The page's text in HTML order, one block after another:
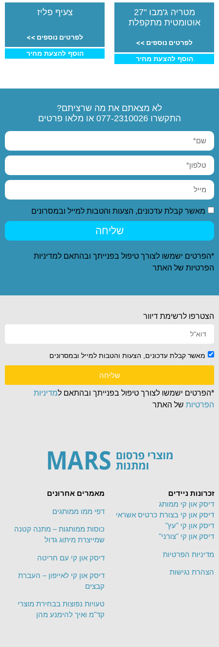
מטריה ג'מבו "27
אוטומטית מתקפלת
לפרטים נוספים >>
הוסף להצעת מחיר
צעיף פליז
לפרטים נוספים >>
הוסף להצעת מחיר
לא מצאתם את מה שרציתם?
התקשרו 077-2310026 או מלאו פרטים
מאשר קבלת עדכונים, הצעות והטבות למייל ובמסרונים
שליחה
*הפרטים ישמשו לצורך טיפול בפנייתך ובהתאם למדיניות
הפרטיות של האתר
מאמרים אחרונים
דפי ממו ממותגים
כוסות ממותגות – מתנה קטנה
שמייצרת מיתוג גדול
דיסק און קי עם חריטה
דיסק און קי לאייפון – העברת
קבצים
טעויות נפוצות בבחירת מוצרי
קד"מ ואיך להימנע מהן
זכרונות ניידים
דיסק און קי ממותג
דיסק און קי בצורת כרטיס אשראי
דיסק און קי "עץ"
דיסק און קי "צורני"
מדיניות הפרטיות
הצהרת נגישות
הצטרפו לרשימת דיוור
מאשר קבלת עדכונים, הצעות והטבות למייל ובמסרונים
שליחה
*הפרטים ישמשו לצורך טיפול בפנייתך ובהתאם למדיניות
הפרטיות של האתר